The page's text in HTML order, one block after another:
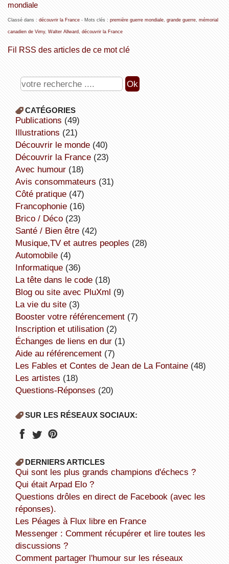
mondiale
Classé dans : découvrir la France- Mots clés : première guerre mondiale, grande guerre, mémorial
canadien de Vimy, Walter Allward découvrir la France
Fil RSS des articles de ce mot clé
CATÉGORIES
publications (49)
illustrations (21)
découvrir le monde(40)
découvrir la France(23)
avec humour(18)
avis consommateurs (31)
côté pratique(47)
Francophonie(16)
Brico / Déco(23)
Santé / Bien être(42)
Musique,TV et autres peoples (28)
Automobile(4)
informatique(36)
la tête dans le code(18)
Blog ou site avec PluXml (9)
la vie du site(3)
booster votre référencement(7)
inscription et utilisation(2)
échanges de liens en dur(1)
aide au référencement(7)
Les Fables et Contes de Jean de La Fontaine(48)
Les artistes (18)
Questions-Réponses (20)
SUR LES RÉSEAUX SOCIAUX:
DERNIERS ARTICLES
Qui sont les plus grands champions d'échecs ?
Qui était Arpad Elo ?
Questions drôles en direct de Facebook (avec les
réponses).
Les Péages à Flux libre en France
Messenger : Comment récupérer et lire toutes les
discussions ?
Comment partager l'humour sur les réseaux